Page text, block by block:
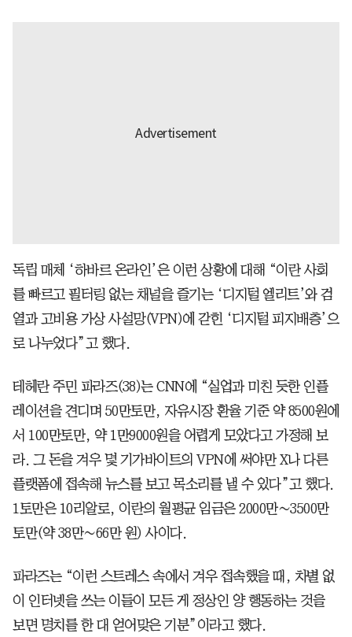
독립 매체 ‘하바르 온라인’은 이런 상황에 대해 “이란 사회
를 빠르고 필터링 없는 채널을 즐기는 ‘디지털 엘리트’와 검
열과 고비용 가상 사설망(VPN)에 갇힌 ‘디지털 피지배층’으
로 나누었다”고 했다.
테헤란 주민 파라즈(38)는 CNN에 “실업과 미친 듯한 인플
레이션을 견디며 50만토만, 자유시장 환율 기준 약 8500원에
서 100만토만, 약 1만9000원을 어렵게 모았다고 가정해 보
라. 그 돈을 겨우 몇 기가바이트의 VPN에 써야만 X나 다른
플랫폼에 접속해 뉴스를 보고 목소리를 낼 수 있다”고 했다.
1토만은 10리알로, 이란의 월평균 임금은 2000만∼3500만
토만(약 38만∼66만 원) 사이다.
파라즈는 “이런 스트레스 속에서 겨우 접속했을 때, 차별 없
이 인터넷을 쓰는 이들이 모든 게 정상인 양 행동하는 것을
보면 명치를 한 대 얻어맞은 기분”이라고 했다.